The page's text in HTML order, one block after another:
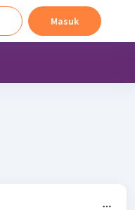
Masuk